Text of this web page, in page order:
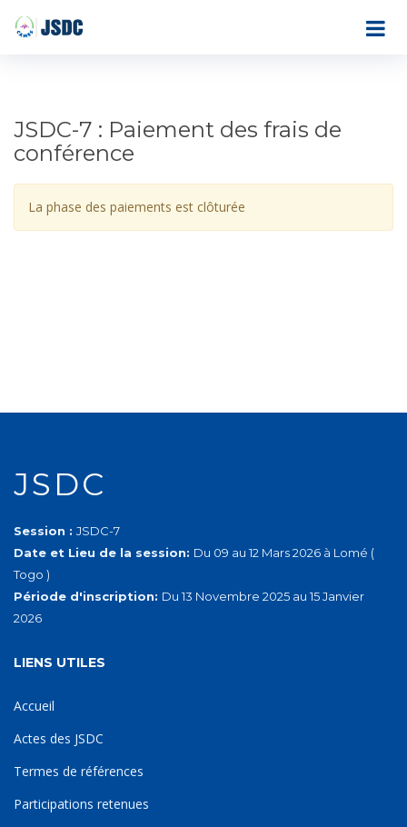
JSDC-7 : Paiement des frais de
conférence
La phase des paiements est clôturée
JSDC
Session : JSDC-7
Date et Lieu de la session: Du 09 au 12 Mars 2026 à Lomé (
Togo )
Période d'inscription: Du 13 Novembre 2025 au 15 Janvier
2026
LIENS UTILES
Accueil
Actes des JSDC
Termes de références
Participations retenues